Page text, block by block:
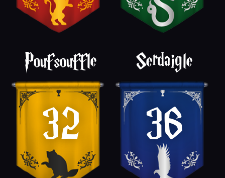
Poufsouffle
32
Serdaigle
36